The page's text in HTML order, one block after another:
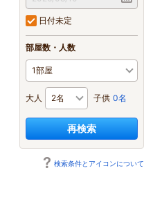
日付未定
部屋数・人数
大人 子供 0名
再検索
検索条件とアイコンについて